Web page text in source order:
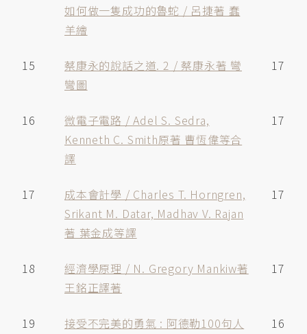
如何做一隻成功的魯蛇 / 呂捷著 蠢
羊繪
15
蔡康永的說話之道. 2 / 蔡康永著 彎
彎圖
17
16
微電子電路 / Adel S. Sedra,
Kenneth C. Smith原著 曹恆偉等合
譯
17
17
成本會計學 / Charles T. Horngren,
Srikant M. Datar, Madhav V. Rajan
著 葉金成等譯
17
18
經濟學原理 / N. Gregory Mankiw著
王銘正譯著
17
19
接受不完美的勇氣 : 阿德勒100句人
16